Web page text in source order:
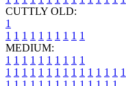
CUTTLY OLD:
1
1 1 1 1 1 1 1 1 1 1
MEDIUM:
1 1 1 1 1 1 1 1 1 1
1 1 1 1 1 1 1 1 1 1 1 1 1 1 1